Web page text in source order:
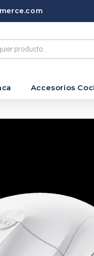
Accesorios